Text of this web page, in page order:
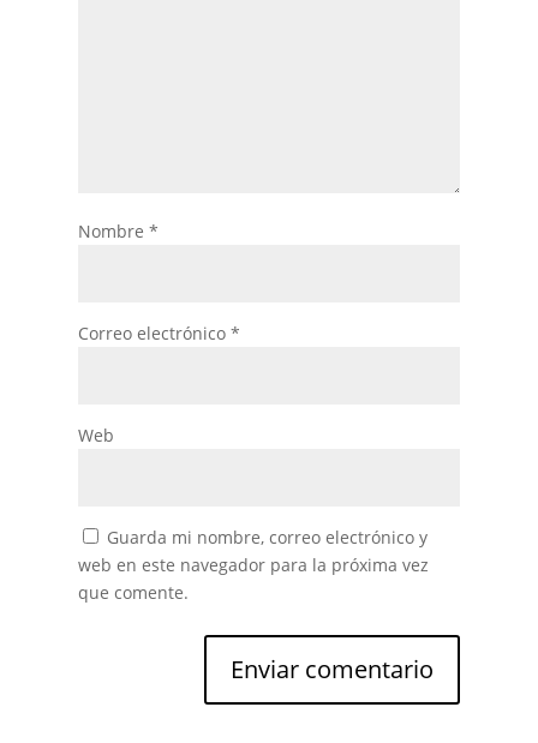
Nombre *
Correo electrónico *
Web
Guarda mi nombre, correo electrónico y
web en este navegador para la próxima vez
que comente.